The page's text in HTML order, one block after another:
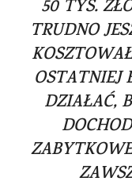
50 TYS.
TRUDNO
OSTATNIEJ
DZIAŁAĆ,